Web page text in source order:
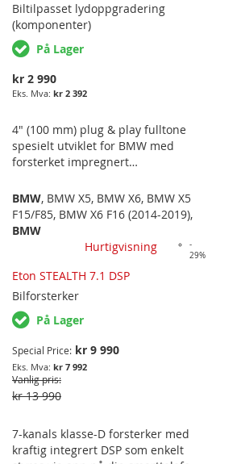
Biltilpasset lydoppgradering
(komponenter)
På Lager
kr 2 990
kr 2 392
4" (100 mm) plug & play fulltone
spesielt utviklet for BMW med
forsterket impregnert
og 25 mm silkedome-diskanter.
Passer i frontdørene på BMW X5
F15 og F85 samt X6 F16. Leveres
med større kurv for å passe BMW
X-modeller. Utviklet og produsert i
Tyskland.
BMW, BMW X5, BMW X6, BMW X5
F15/F85, BMW X6 F16 (2014-2019),
BMW
Hurtigvisning
-
29%
Eton STEALTH 7.1 DSP
Bilforsterker
På Lager
Special Price kr 9 990
kr 7 992
Vanlig pris
kr 13 990
7-kanals klasse-D forsterker med
kraftig integrert DSP som enkelt